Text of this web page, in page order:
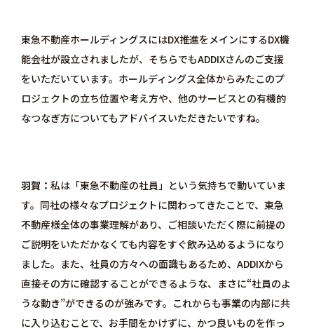
東急不動産ホールディングスにはDX推進をメインにするDX機
能会社が設立されましたが、そちらでもADDIXさんのご支援
をいただいています。ホールディングス全体からみたこのプ
ロジェクトの立ち位置や考え方や、他のサービスとの有機的
なつなぎ方についてもアドバイスいただきたいですね。
羽賀
私は「東急不動産の社員」という気持ちで動いていま
す。同社の様々なプロジェクトに関わってきたことで、東急
不動産様全体の事業理解があり、ご相談いただく際に前提の
ご説明をいただかなくても内容をすぐ飲み込めるようになり
ました。また、社員の方々への面識もあるため、ADDIXから
直接その方に確認することができるような、まさに“社員のよ
うな動き”ができるのが強みです。これからも事業の内部に共
に入り込むことで、お手間をかけずに、かつ良いものを作っ